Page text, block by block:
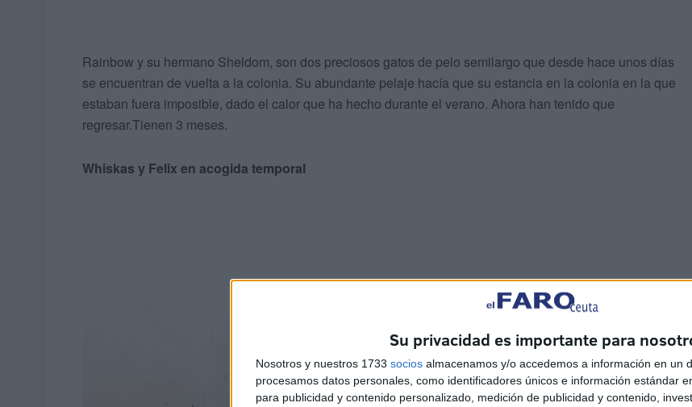
Su privacidad es importante para
Nosotros y nuestros 1733 socios almacenamos y/o accedemos a información en un
procesamos datos personales, como identificadores únicos e información estándar
para publicidad y contenido personalizado, medición de publicidad y contenido,
Rainbow y su hermano Sheldom, son dos preciosos gatos de pelo semilargo que desde hace unos días
se encuentran de vuelta a la colonia. Su abundante pelaje hacía que su estancia en la colonia en la que
estaban fuera imposible, dado el calor que ha hecho durante el verano. Ahora han tenido que
regresar.Tienen 3 meses.
Whiskas y Felix en acogida temporal